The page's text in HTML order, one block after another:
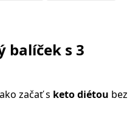
balíček s 3
začať s keto diétou bez